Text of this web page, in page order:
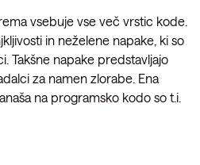
vsebuje vse več vrstic kode.
in neželene napake, ki so
Takšne napake predstavljajo
za namen zlorabe. Ena
na programsko kodo so t.i.